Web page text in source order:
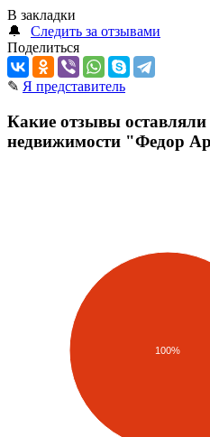
В закладки
🔔
Следить за отзывами
Поделиться
✎ Я представитель
Какие отзывы
недвижимости "Федор
100%